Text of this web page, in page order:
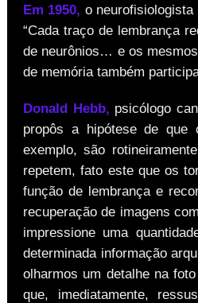
Em 1950, o
“Cada traço de lembrança
de neurônios… e os
de memória também
Donald Hebb, psicólogo
propôs a hipótese de que
exemplo, são
repetem, fato este que os
função de lembrança e
recuperação de imagens
impressione uma
determinada informação
olharmos um detalhe na
que, imediatamente,